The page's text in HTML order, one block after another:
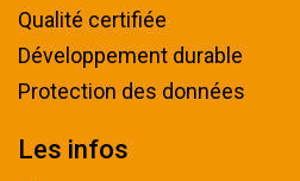
Qualité certifiée
Développement durable
Protection des données
Les infos